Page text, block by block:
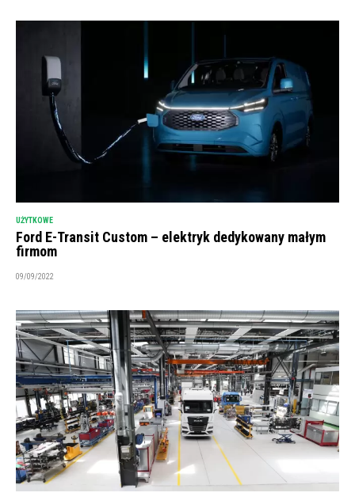
UŻYTKOWE
Ford E-Transit Custom – elektryk dedykowany małym
firmom
09/09/2022